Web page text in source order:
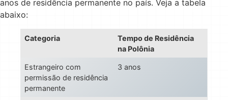
anos de residência permanente no país. Veja a tabela
abaixo:
Categoria
Tempo de Residência
na Polônia
Estrangeiro com
permissão de residência
permanente
3 anos